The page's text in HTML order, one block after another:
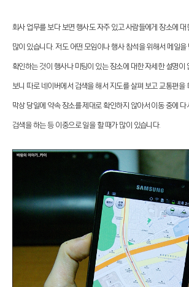
회사 업무를 보다 보면 행사도 자주 있고 사람들에게 장소에
많이 있습니다. 저도 어떤 모임이나 행사 참석을 위해서 메일을
확인하는 것이 행사나 미팅이 있는 장소에 대한 자세한 설명이
보니 따로 네이버에서 검색을 해서 지도를 살펴 보고 교통편을
막상 당일에 약속 장소를 제대로 확인하지 않아서 이동 중에
검색을 하는 등 이중으로 일을 할 때가 많이 있습니다.